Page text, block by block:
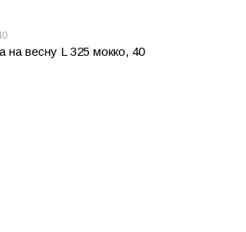
на весну L 325 мокко, 40